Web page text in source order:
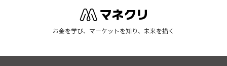
お金を学び、マーケットを知り、未来を描く